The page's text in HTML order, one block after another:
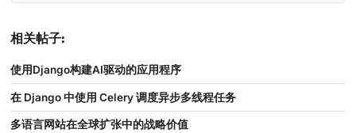
相关帖子:
使用Django构建AI驱动的应用程序
在 Django 中使用 Celery 调度异步多线程任务
多语言网站在全球扩张中的战略价值